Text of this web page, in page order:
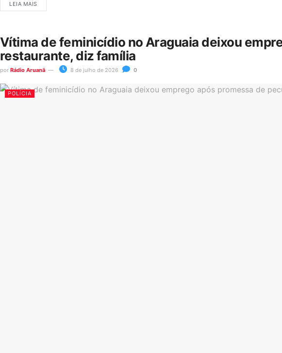
LEIA MAIS
Vítima de feminicídio no Araguaia deixou
restaurante, diz família
por Rádio Aruanã 8 de julho de 2026 0
POLÍCIA